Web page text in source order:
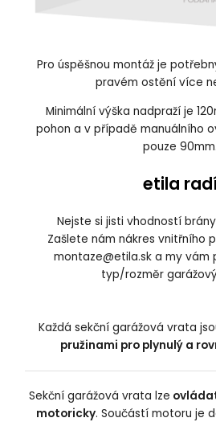
Pro úspěšnou montáž je
pravém ostění více
Minimální výška nadpraží je
pohon a v případě manuálního
pouze 90mm.
etila
Nejste si jisti vhodností
Zašlete nám nákres vnitřního
montaze@etila.sk a my vám
typ/rozměr
Každá sekční garážová vrata
pružinami pro plynulý a
Sekční garážová vrata lze
motoricky. Součástí motoru je